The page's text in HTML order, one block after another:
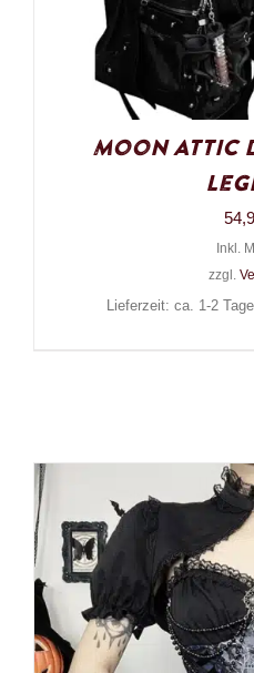
Moon Attic
Inkl.
zzgl.
Lieferzeit: ca. 1-2